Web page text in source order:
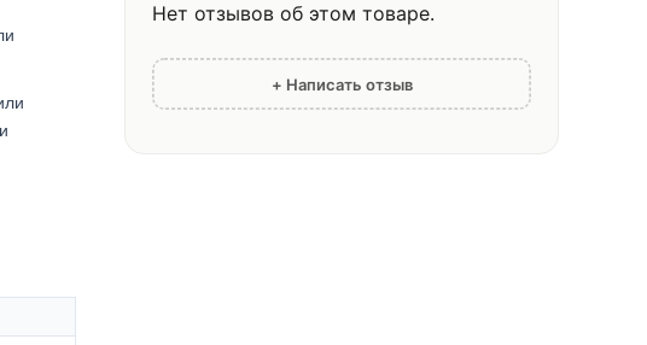
Нет отзывов об этом товаре.
+ Написать отзыв